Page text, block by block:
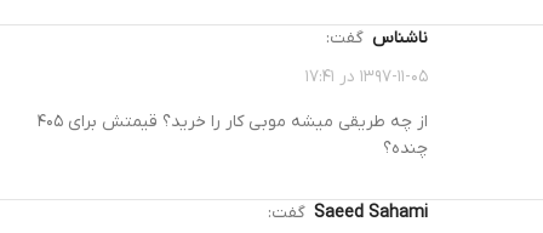
ناشناس گفت:
۱۳۹۷-۱۱-۰۵ در ۱۷:۴۱
از چه طریقی میشه موبی کار را خرید؟ قیمتش برای ۴۰۵
چنده؟
Saeed Sahami
گفت: